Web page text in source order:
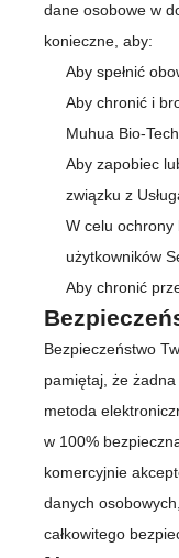
dane osobowe w
konieczne, aby:
Aby spełnić
Aby chronić i
Muhua Bio-
Aby zapobiec
związku z
W celu ochrony
użytkowników
Aby chronić
Bezpieczeństwo
pamiętaj, że
metoda
w 100%
komercyjnie
danych
całkowitego